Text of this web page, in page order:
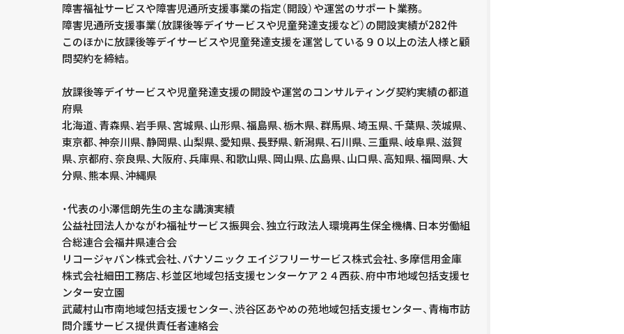
障害福祉サービスや障害児通所支援事業の指定（開設）や運営のサポート業務。
障害児通所支援事業（放課後等デイサービスや児童発達支援など）の開設実績が282件
このほかに放課後等デイサービスや児童発達支援を運営している９０以上の法人様と顧
問契約を締結。
放課後等デイサービスや児童発達支援の開設や運営のコンサルティング契約実績の都道
府県
北海道、青森県、岩手県、宮城県、山形県、福島県、栃木県、群馬県、埼玉県、千葉県、茨城県、
東京都、神奈川県、静岡県、山梨県、愛知県、長野県、新潟県、石川県、三重県、岐阜県、滋賀
県、京都府、奈良県、大阪府、兵庫県、和歌山県、岡山県、広島県、山口県、高知県、福岡県、大
分県、熊本県、沖縄県
・代表の小澤信朗先生の主な講演実績
公益社団法人かながわ福祉サービス振興会、独立行政法人環境再生保全機構、日本労働組
合総連合会福井県連合会
リコージャパン株式会社、パナソニック エイジフリーサービス株式会社、多摩信用金庫
株式会社細田工務店、杉並区地域包括支援センターケア２４西荻、府中市地域包括支援セ
ンター安立園
武蔵村山市南地域包括支援センター、渋谷区あやめの苑地域包括支援センター、青梅市訪
問介護サービス提供責任者連絡会